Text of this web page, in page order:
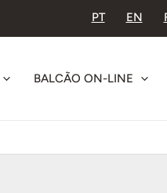
PT EN
BALCÃO ON-LINE